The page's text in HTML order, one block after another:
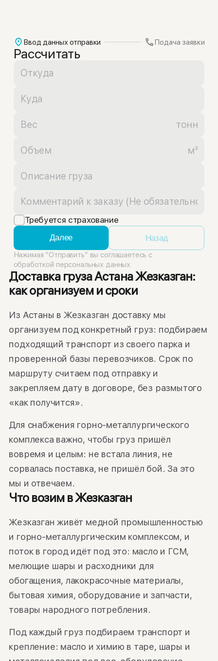
Рассчитать
Ввод данных отправки Подача заявки
тонн
м³
Требуется страхование
Далее
Назад
Нажимая “Отправить” вы соглашаетесь с
обработкой персональных данных
Доставка груза Астана Жезказган:
как организуем и сроки
Из Астаны в Жезказган доставку мы
организуем под конкретный груз: подбираем
подходящий транспорт из своего парка и
проверенной базы перевозчиков. Срок по
маршруту считаем под отправку и
закрепляем дату в договоре, без размытого
«как получится».
Для снабжения горно-металлургического
комплекса важно, чтобы груз пришёл
вовремя и целым: не встала линия, не
сорвалась поставка, не пришёл бой. За это
мы и отвечаем.
Что возим в Жезказган
Жезказган живёт медной промышленностью
и горно-металлургическим комплексом, и
поток в город идёт под это: масло и ГСМ,
мелющие шары и расходники для
обогащения, лакокрасочные материалы,
бытовая химия, оборудование и запчасти,
товары народного потребления.
Под каждый груз подбираем транспорт и
крепление: масло и химию в таре, шары и